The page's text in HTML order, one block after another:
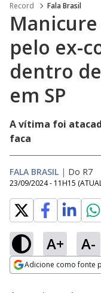
Record Fala Brasil
Manicure
pelo ex-
dentro
em SP
A vítima foi
faca
FALA BRASIL | Do R7
23/09/2024 - 11H15
A+ A-
Adicione como fonte
Ativar
Loaded:
39.51%